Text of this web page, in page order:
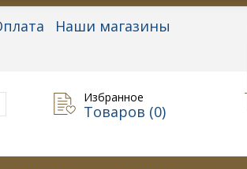
Наши магазины
Избранное
Товаров (0)